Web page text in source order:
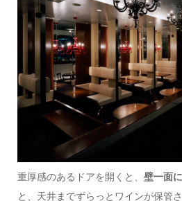
重厚感のあるドアを開くと、 壁一面
と、天井までずらっとワインが保管